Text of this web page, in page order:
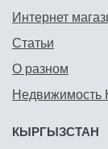
Интернет
Статьи
О разном
Недвижимость
КЫРГЫЗСТАН